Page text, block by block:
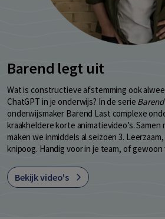
Barend legt uit
Wat is constructieve afstemming ook
ChatGPT in je onderwijs? In de serie
onderwijsmaker Barend Last complexe
kraakheldere korte animatievideo’s.
maken we inmiddels al seizoen 3.
knipoog. Handig voor in je team, of gewoon
Bekijk video's